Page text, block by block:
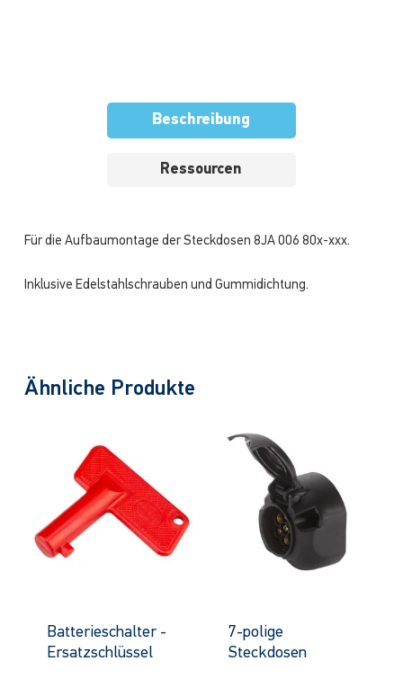
Beschreibung
Ressourcen
Für die Aufbaumontage der Steckdosen 8JA 006 80x-xxx.
Inklusive Edelstahlschrauben und Gummidichtung.
Ähnliche Produkte
Batterieschalter -
Ersatzschlüssel
7-polige
Steckdosen